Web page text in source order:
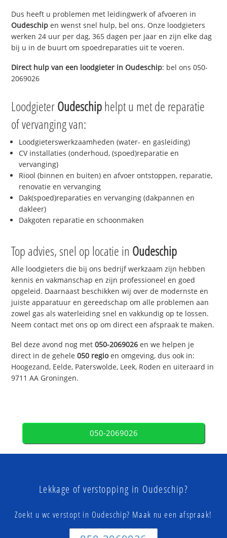
Dus heeft u problemen met leidingwerk of afvoeren in
Oudeschip en wenst snel hulp, bel ons. Onze loodgieters
werken 24 uur per dag, 365 dagen per jaar en zijn elke dag
bij u in de buurt om spoedreparaties uit te voeren.
Direct hulp van een loodgieter inOudeschip: bel ons 050-
2069026
LoodgieterOudeschiphelpt u met de reparatie
of vervanging van:
Loodgieterswerkzaamheden (water- en gasleiding)
CV installaties (onderhoud, (spoed)reparatie en
vervanging)
Riool (binnen en buiten) en afvoer ontstoppen, reparatie,
renovatie en vervanging
Dak(spoed)reparaties en vervanging (dakpannen en
dakleer)
Dakgoten reparatie en schoonmaken
Top advies, snel op locatie in Oudeschip
Alle loodgieters die bij ons bedrijf werkzaam zijn hebben
kennis en vakmanschap en zijn professioneel en goed
opgeleid. Daarnaast beschikken wij over de modernste en
juiste apparatuur en gereedschap om alle problemen aan
zowel gas als waterleiding snel en vakkundig op te lossen.
Neem contact met ons op om direct een afspraak te maken.
Bel deze avond nog met050-2069026 en we helpen je
direct in de gehele050 regioen omgeving, dus ook in:
Hoogezand, Eelde, Paterswolde, Leek, Roden en uiteraard in
9711 AA Groningen.
050-2069026
Lekkage of verstopping in Oudeschip?
Zoekt u wc verstopt in Oudeschip? Maak nu een afspraak!